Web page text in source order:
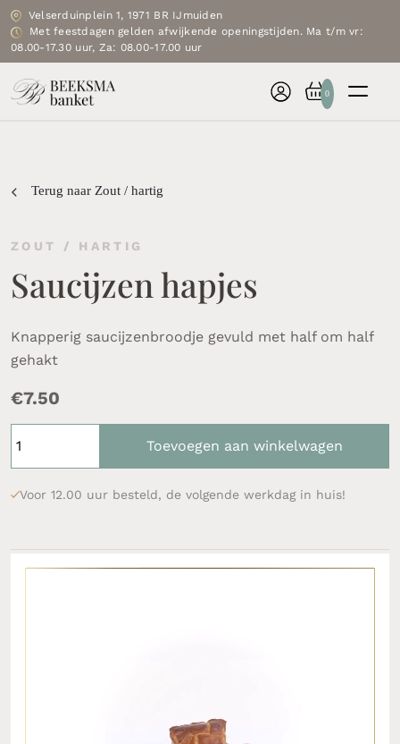
Velserduinplein 1, 1971 BR IJmuiden
Met feestdagen gelden afwijkende openingstijden. Ma t/m vr:
08.00-17.30 uur, Za: 08.00-17.00 uur
0
Terug naar Zout / hartig
ZOUT / HARTIG
Saucijzen hapjes
Knapperig saucijzenbroodje gevuld met half om half
gehakt
€7.50
Toevoegen aan winkelwagen
Voor 12.00 uur besteld, de volgende werkdag in huis!